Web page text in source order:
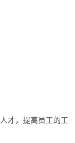
才，提高员工的工